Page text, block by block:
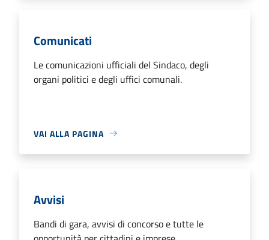
Comunicati
Le comunicazioni ufficiali del Sindaco, degli
organi politici e degli uffici comunali.
VAI ALLA PAGINA
Avvisi
Bandi di gara, avvisi di concorso e tutte le